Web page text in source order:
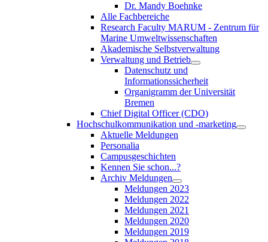
Dr. Mandy Boehnke
Alle Fachbereiche
Research Faculty MARUM - Zentrum für
Marine Umweltwissenschaften
Akademische Selbstverwaltung
Verwaltung und Betrieb
Datenschutz und
Informationssicherheit
Organigramm der Universität
Bremen
Chief Digital Officer (CDO)
Hochschulkommunikation und -marketing
Aktuelle Meldungen
Personalia
Campusgeschichten
Kennen Sie schon...?
Archiv Meldungen
Meldungen 2023
Meldungen 2022
Meldungen 2021
Meldungen 2020
Meldungen 2019